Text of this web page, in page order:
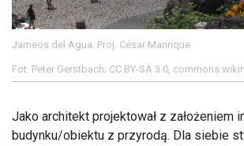
Jameos del Agua. Proj. César Manrique
Fot. Peter Gerstbach; CC BY-SA 3.0,
Jako architekt projektował z założeniem
budynku/obiektu z przyrodą. Dla siebie